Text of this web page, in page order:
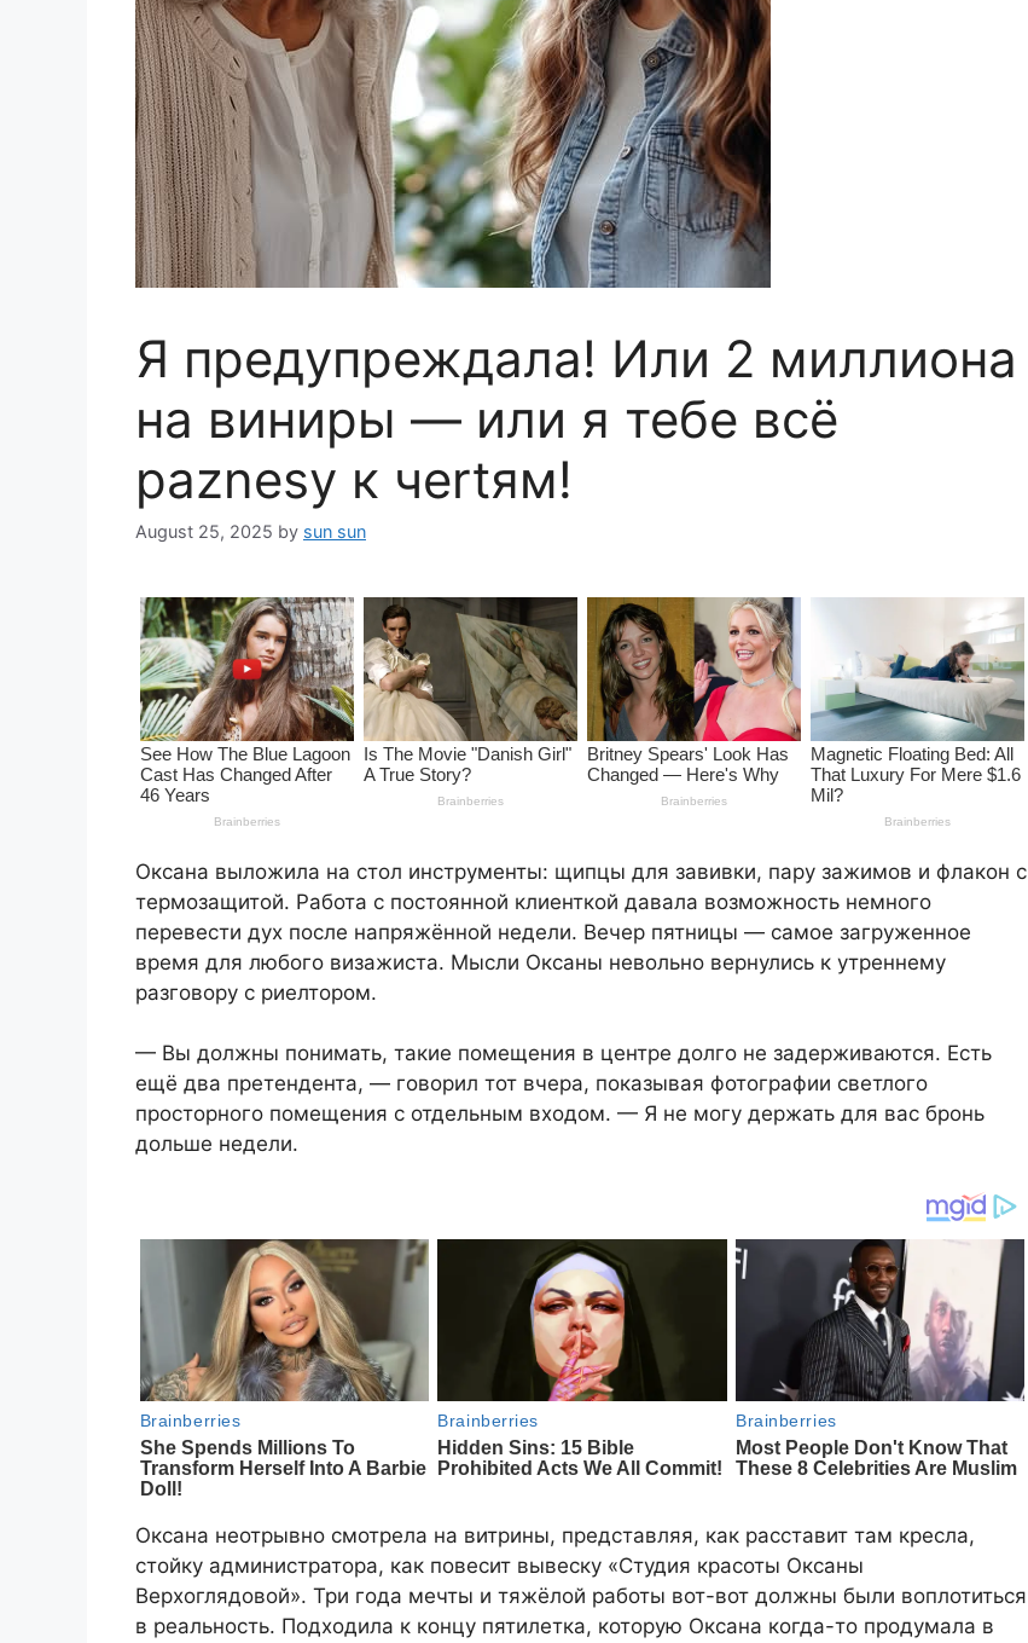
Я предупреждала! Или 2 миллиона
на виниры — или я тебе всё
раznеsу к чеrtям!
August 25, 2025 by sun sun
Оксана выложила на стол инструменты: щипцы для завивки, пару зажимов и флакон с
термозащитой. Работа с постоянной клиенткой давала возможность немного
перевести дух после напряжённой недели. Вечер пятницы — самое загруженное
время для любого визажиста. Мысли Оксаны невольно вернулись к утреннему
разговору с риелтором.
— Вы должны понимать, такие помещения в центре долго не задерживаются. Есть
ещё два претендента, — говорил тот вчера, показывая фотографии светлого
просторного помещения с отдельным входом. — Я не могу держать для вас бронь
дольше недели.
Оксана неотрывно смотрела на витрины, представляя, как расставит там кресла,
стойку администратора, как повесит вывеску «Студия красоты Оксаны
Верхоглядовой». Три года мечты и тяжёлой работы вот-вот должны были воплотиться
в реальность. Подходила к концу пятилетка, которую Оксана когда-то продумала в